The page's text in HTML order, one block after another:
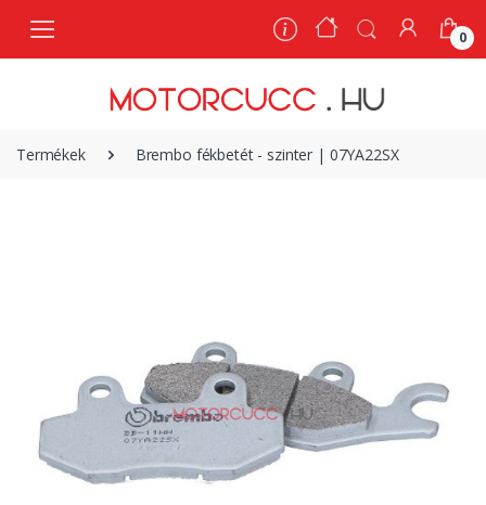
0
Termékek Brembo fékbetét - szinter | 07YA22SX
0